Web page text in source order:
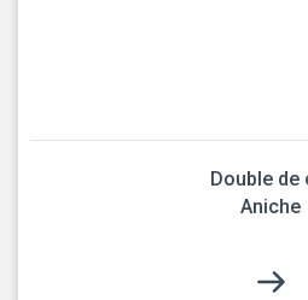
Double de
Aniche